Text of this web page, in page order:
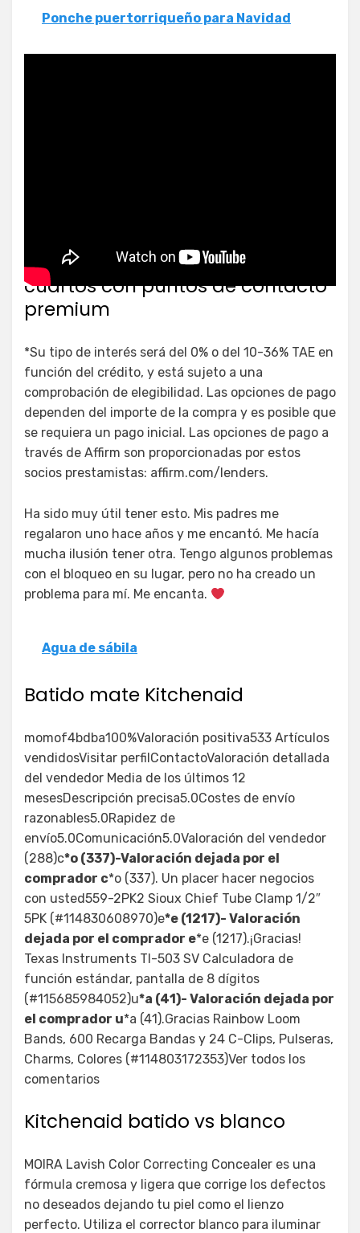
Ponche puertorriqueño para Navidad
inclinable serie Artisan® de 5
cuartos con puntos de contacto
premium
*Su tipo de interés será del 0% o del 10-36% TAE en
función del crédito, y está sujeto a una
comprobación de elegibilidad. Las opciones de pago
dependen del importe de la compra y es posible que
se requiera un pago inicial. Las opciones de pago a
través de Affirm son proporcionadas por estos
socios prestamistas: affirm.com/lenders.
Ha sido muy útil tener esto. Mis padres me
regalaron uno hace años y me encantó. Me hacía
mucha ilusión tener otra. Tengo algunos problemas
con el bloqueo en su lugar, pero no ha creado un
problema para mí. Me encanta.
Agua de sábila
Batido mate Kitchenaid
momof4bdba100%Valoración positiva533 Artículos
vendidosVisitar perfilContactoValoración detallada
del vendedor Media de los últimos 12
mesesDescripción precisa5.0Costes de envío
razonables5.0Rapidez de
envío5.0Comunicación5.0Valoración del vendedor
(288)c*o (337)-Valoración dejada por el
comprador c*o (337). Un placer hacer negocios
con usted559-2PK2 Sioux Chief Tube Clamp 1/2″
5PK (#114830608970)e*e (1217)- Valoración
dejada por el comprador e*e (1217).¡Gracias!
Texas Instruments TI-503 SV Calculadora de
función estándar, pantalla de 8 dígitos
(#115685984052)u*a (41)- Valoración dejada por
el comprador u*a (41).Gracias Rainbow Loom
Bands, 600 Recarga Bandas y 24 C-Clips, Pulseras,
Charms, Colores (#114803172353)Ver todos los
comentarios
Kitchenaid batido vs blanco
MOIRA Lavish Color Correcting Concealer es una
fórmula cremosa y ligera que corrige los defectos
no deseados dejando tu piel como el lienzo
perfecto. Utiliza el corrector blanco para iluminar